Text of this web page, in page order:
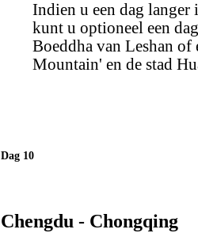
Indien u een dag langer
kunt u optioneel een
Boeddha van Leshan of
Mountain' en de stad
Dag 10
Chengdu - Chongqing